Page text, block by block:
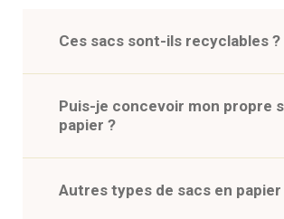
Ces sacs sont-ils recyclables ?
Puis-je concevoir mon propre
papier ?
Autres types de sacs en papier